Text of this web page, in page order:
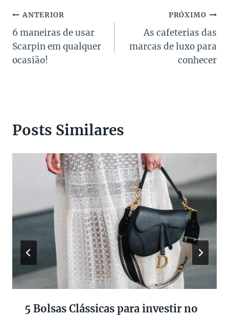
Navegação
de
Post
ANTERIOR
6 maneiras de usar
Scarpin em qualquer
ocasião!
PRÓXIMO
As cafeterias das
marcas de luxo para
conhecer
Posts Similares
5 Bolsas Clássicas para investir no